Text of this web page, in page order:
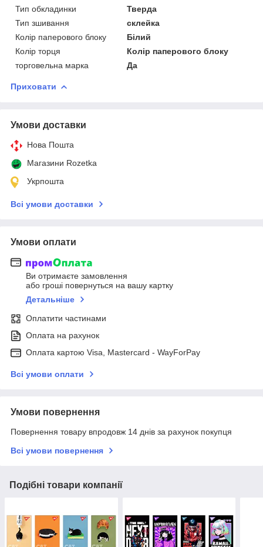
Тип обкладинки
Тверда
Тип зшивання
склейка
Колір паперового блоку
Білий
Колір торця
Колір паперового блоку
торговельна марка
Да
Приховати
Умови доставки
Нова Пошта
Магазини Rozetka
Укрпошта
Всі умови доставки
Умови оплати
Ви отримаєте замовлення
або гроші повернуться на вашу картку
Детальніше
Оплатити частинами
Оплата на рахунок
Оплата картою Visa, Mastercard - WayForPay
Всі умови оплати
Умови повернення
Повернення товару впродовж 14 днів за рахунок покупця
Всі умови повернення
Подібні товари компанії